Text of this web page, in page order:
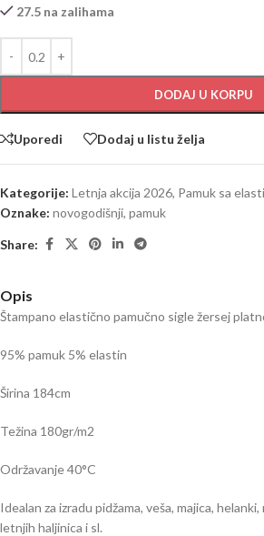
27.5 na zalihama
DODAJ U KORPU
Uporedi Dodaj u listu želja
Kategorije: Letnja akcija 2026, Pamuk sa
Oznake: novogodišnji, pamuk
Share:
Opis
Štampano elastično pamučno sigle žersej
95% pamuk 5% elastin
Širina 184cm
Težina 180gr/m2
Održavanje 40°C
Idealan za izradu pidžama, veša, majica,
letnjih haljinica i sl.